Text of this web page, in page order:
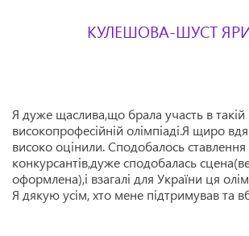
КУЛЕШОВА-ШУСТ
Я дуже щаслива,що брала участь в такій
високопрофесійній олімпіаді.Я щиро
високо оцінили. Сподобалось
конкурсантів,дуже сподобалась
оформлена),і взагалі для України ця
Я дякую усім, хто мене підтримував та